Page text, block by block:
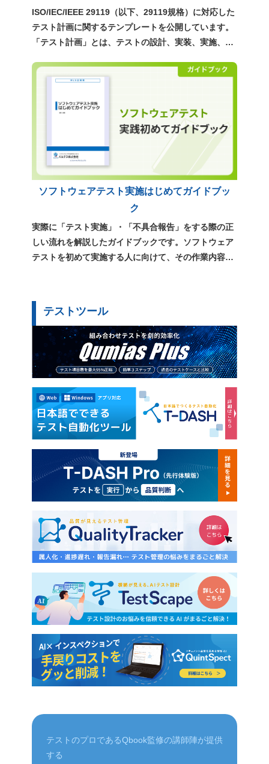
ISO/IEC/IEEE 29119（以下、29119規格）に対応した
テスト計画に関するテンプレートを公開しています。
「テスト計画」とは、テストの設計、実装、実施、管
す。ぜひ、実務での計画立案にご活用ください。 >
（29119規格対応）
ソフトウェアテスト実施はじめてガイドブッ
ク
実際に「テスト実施」・「不具合報告」をする際の正
しい流れを解説したガイドブックです。ソフトウェア
テストを初めて実施する人に向けて、その作業内容や
テストツール
テストのプロであるQbook監修の講師陣が提供
する